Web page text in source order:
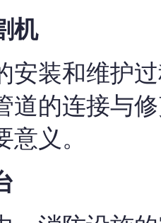
机
安装和维护
道的连接与
义。